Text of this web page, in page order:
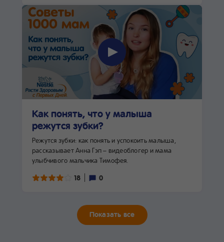
Как понять, что у малыша
режутся зубки?
Режутся зубки: как понять и успокоить малыша,
рассказывает Анна Гэп – видеоблогер и мама
улыбчивого мальчика Тимофея.
18 0
Показать все